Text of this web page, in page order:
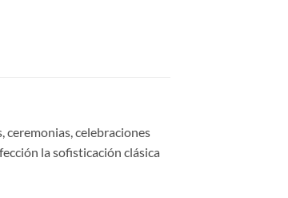
ceremonias, celebraciones
la sofisticación clásica